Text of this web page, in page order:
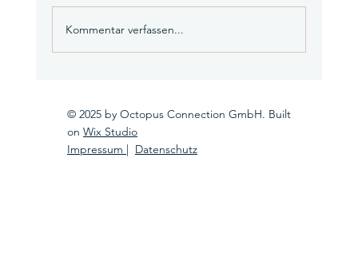
eigenen Richtung
Kommentar verfassen...
© 2025 by Octopus Connection GmbH. Built
on Wix Studio
Impressum | Datenschutz